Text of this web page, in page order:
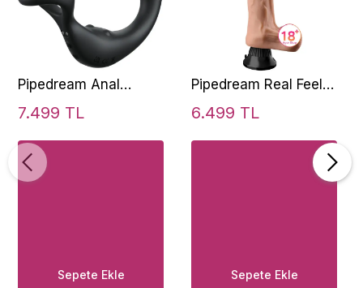
Pipedream Anal
Fantasy Elite
Taint-Alizer Prostat
Vibratör
7.499 TL
Sepete Ekle
Pipedream Real Feel
Deluxe No. 12 30 cm
Yapay Penis
6.499 TL
Sepete Ekle